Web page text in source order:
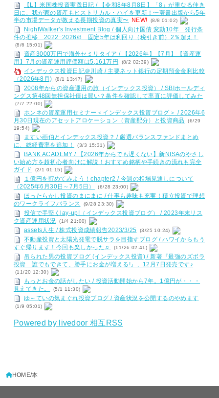
【L】米国株投資実践日記 / 【令和8年8月8日】「8」が重なる佳き
日に、我が家の資産もヒストリカル・ハイを更新！〜著書出版から5年
半の市場データが教える長期投資の真実〜 NEW! (8/8 01:02)
NightWalker's Investment Blog / 個人向け国債 変動10年 発行条
件の推移 2022−2026/8 固定5年は利回り（税引き前）2％超え！
(8/6 15:01)
資産3000万円で海外セミリタイア / 【2026年】【7月】【資産運
用】7月の資産運用評価額は5,161万円
(8/2 02:39)
インデックス投資日記＠川崎 / 主要ネット銀行の定期預金金利比較
（2026年8月)
(8/1 13:47)
2008年からの資産運用の旅（インデックス投資） / SBIホールディ
ングス第48回無担保社債は買い？条件を確認して率直に評価してみた
(7/7 22:00)
ホンネの資産運用セミナー＜インデックス投資ブログ＞ / 2026年6
月30日現在のアセットアロケーション（資産配分）と投資商品
(6/29
19:54)
ますい画伯とインデックス投資？ / 厳選バランスファンドまとめ
に、総経費率を追加！
(3/3 15:31)
BANK ACADEMY / 【2026年からでも遅くない】新NISAのやさし
い始め方を超初心者向けに解説！おすすめ銘柄や手続きの流れも完全
ガイド
(2/1 01:15)
１億円を貯めてみよう！chapter2 / 今週の相場見通しについて
（2025年6月30日～7月5日）
(6/28 23:00)
ほったらかし投資のまにまに / 仕事も趣味も充実！積立投資で理想
のワークライフバランス
(9/28 23:30)
投信で手堅くlay-up!（インデックス投資ブログ） / 2023年末リス
ク資産運用状況
(1/4 21:00)
assets人生 / 株式投資成績報告2023/3/25 (3/25 10:24)
不動産投資と太陽光発電で脱サラを目指すブログ / ハワイからもう
すぐ帰ります！今回も楽しかった♬
(11/26 02:41)
吊られた男の投資ブログ (インデックス投資) / 新著『最強のズボラ
投資 誰でもできて、勝手にお金が増える!』、12月7日発売です♪
(11/20 12:30)
もっとお金の話がしたい / 投資活動開始から7年。1億円が・・・
見えてきた。
(5/1 11:30)
ゆ～ていの気まぐれ投資ブログ / 資産状況を公開するのやめます
(1/9 05:01)
Powered by livedoor 相互RSS
HOME 本